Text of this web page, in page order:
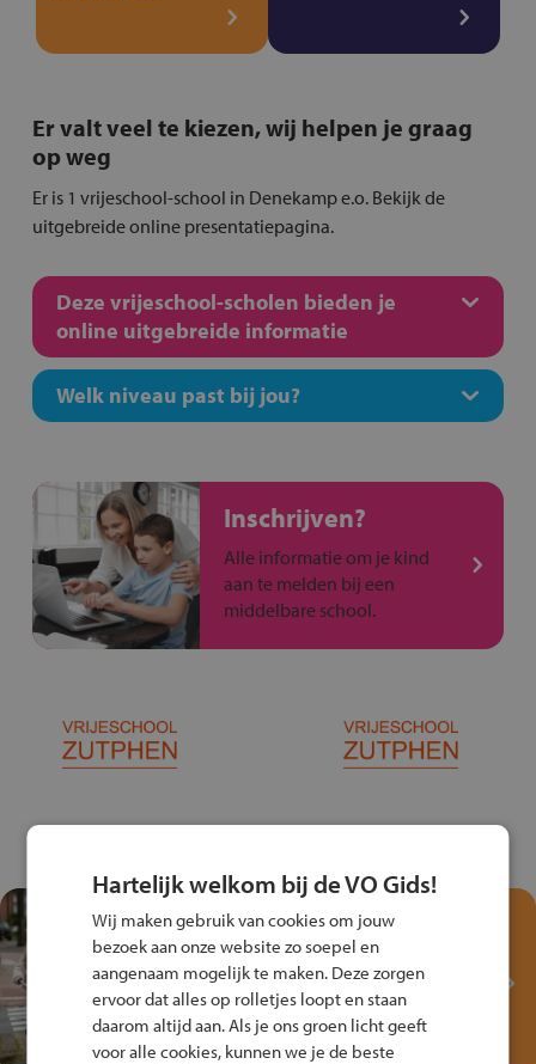
Er valt veel te kiezen, wij helpen je graag
op weg
Er is 1 vrijeschool-school in Denekamp e.o. Bekijk de
uitgebreide online presentatiepagina.
Deze vrijeschool-scholen bieden je
online uitgebreide informatie
Welk niveau past bij jou?
Inschrijven?
Alle informatie om je kind
aan te melden bij een
middelbare school.
Test je kennis met het
Fiets Veilig
Verkeersspel!
Speel het Fiets Veilig Verkeersspel
en win een Cortina-fiets!
Hartelijk welkom bij de VO Gids!
Wij maken gebruik van cookies om jouw
bezoek aan onze website zo soepel en
aangenaam mogelijk te maken. Deze zorgen
ervoor dat alles op rolletjes loopt en staan
daarom altijd aan. Als je ons groen licht geeft
voor alle cookies, kunnen we je de beste